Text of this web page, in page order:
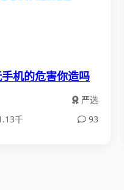
机的危害你造吗
严选
千 93